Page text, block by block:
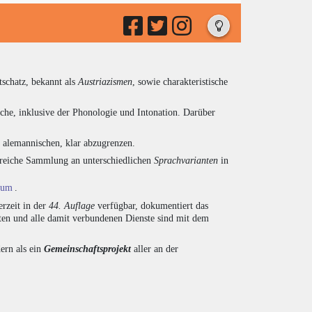
bekannt alsAustriazismen, sowie charakteristische
inklusive der Phonologie und Intonation. Darüber
klar abzugrenzen.
Sammlung an unterschiedlichen Sprachvarianten in
.
in der 44. Auflage verfügbar, dokumentiert das
und alle damit verbundenen Dienste sind mit dem
als ein Gemeinschaftsprojektaller an der